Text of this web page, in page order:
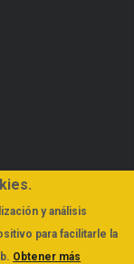
y análisis
para facilitarle la
Obtener más